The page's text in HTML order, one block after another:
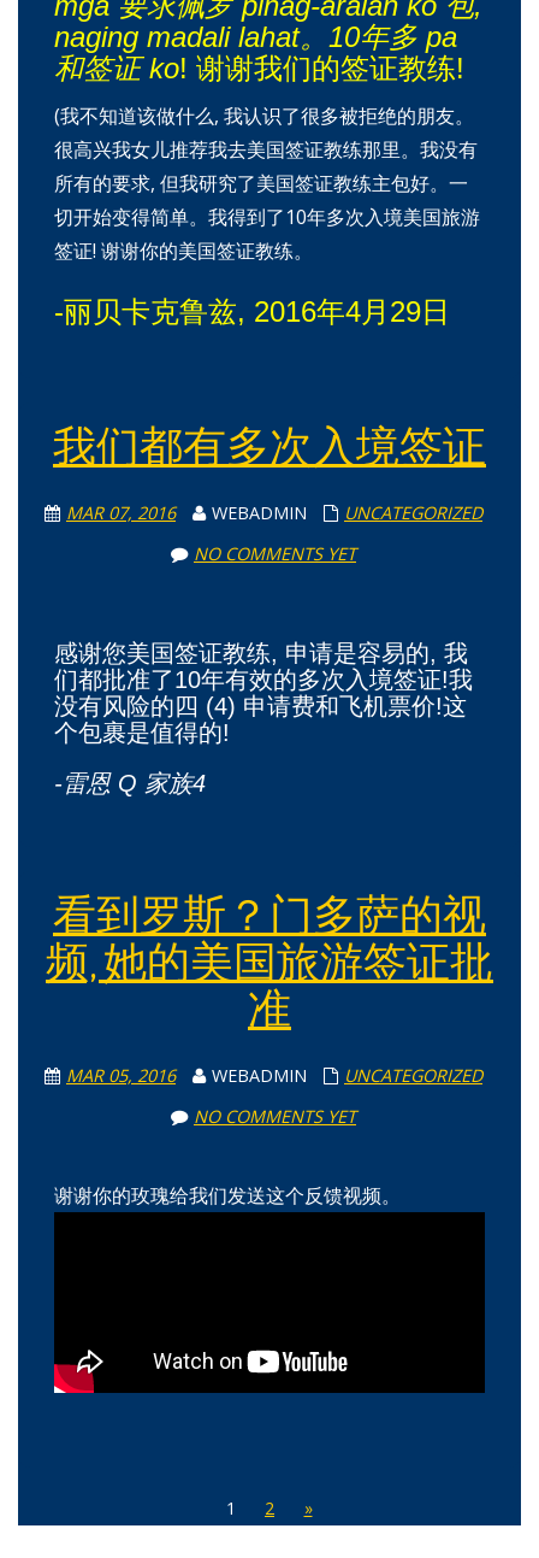
naging madali lahat。10年多 pa
和签证 ko! 谢谢我们的签证教练!
(我不知道该做什么, 我认识了很多被拒绝的朋友。
很高兴我女儿推荐我去美国签证教练那里。我没有
所有的要求, 但我研究了美国签证教练主包好。一
切开始变得简单。我得到了10年多次入境美国旅游
签证! 谢谢你的美国签证教练。
-丽贝卡克鲁兹, 2016年4月29日
我们都有多次入境签证
MAR 07, 2016 WEBADMIN
UNCATEGORIZED
NO COMMENTS YET
感谢您美国签证教练, 申请是容易的, 我
们都批准了10年有效的多次入境签证!我
没有风险的四 (4) 申请费和飞机票价!这
个包裹是值得的!
-雷恩 Q 家族4
看到罗斯？门多萨的视
频, 她的美国旅游签证批
准
MAR 05, 2016 WEBADMIN
UNCATEGORIZED
NO COMMENTS YET
谢谢你的玫瑰给我们发送这个反馈视频。
1 2 »